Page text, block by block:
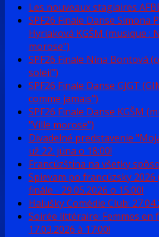
Les nouveaux stagiaires
SPF26 Finale Danse Simona
Hyriaková KGŠM (musique :
morose")
SPF26 Finale Nina Bontová
soleil")
SPF26 Finale Danse GJGT
comme jamais")
SPF26 Finale Danse KGŠM
"Ville morose")
Divadelné predstavenie
už 22. júna o 18:00!
Francúzština na všetky
Spievam po francúzsky
finále - 29.05.2026 o 15:00!
Halušky Comédie Club:
Soirée littéraire: Femmes en
17.03.2026 à 17:00!